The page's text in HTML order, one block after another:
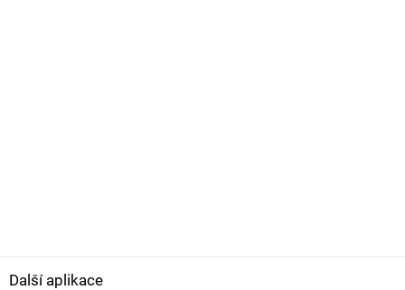
Další aplikace